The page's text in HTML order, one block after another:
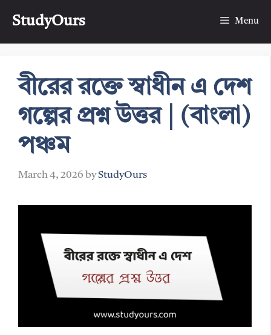
StudyOurs Menu
বীরের রক্তে স্বাধীন এ দেশ
গল্পের প্রশ্ন উত্তর | (বাংলা)
পঞ্চম
March 4, 2026 byStudyOurs